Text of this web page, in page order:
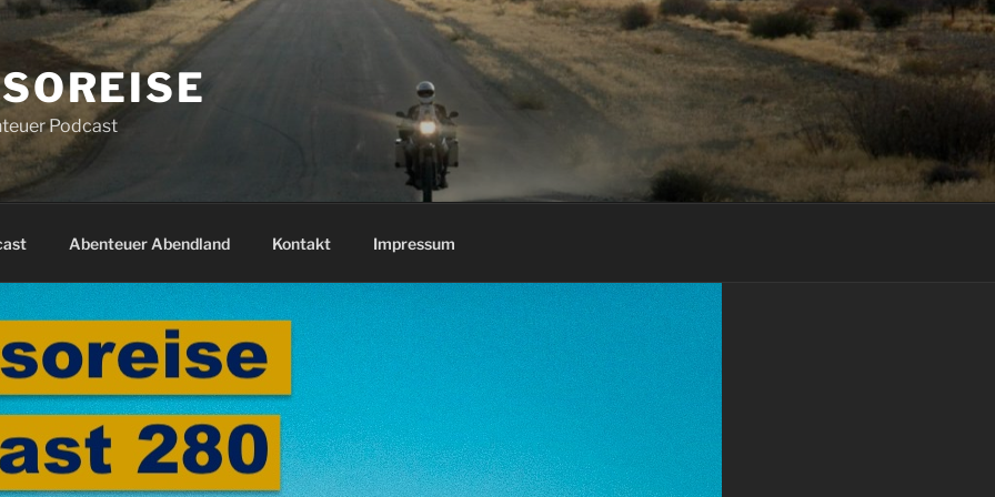
Podcast
Abenteuer Abendland Kontakt Impressum